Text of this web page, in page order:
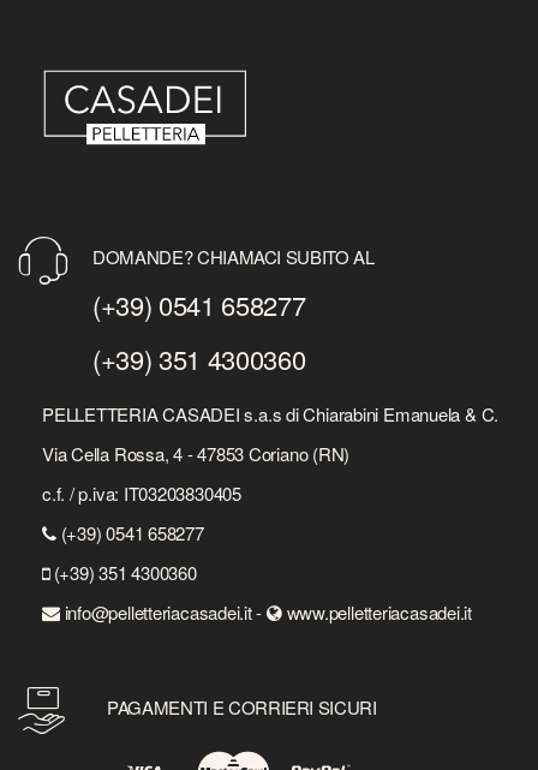
DOMANDE? CHIAMACI SUBITO AL
(+39) 0541 658277
(+39) 351 4300360
PELLETTERIA CASADEI s.a.s di Chiarabini Emanuela & C.
Via Cella Rossa, 4 - 47853 Coriano (RN)
c.f. / p.iva: IT03203830405
(+39) 0541 658277
(+39) 351 4300360
info@pelletteriacasadei.it -
www.pelletteriacasadei.it
PAGAMENTI E CORRIERI SICURI